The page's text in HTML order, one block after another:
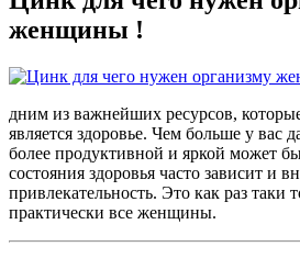
женщины !
дним из важнейших ресурсов,
является здоровье. Чем больше у вас
более продуктивной и яркой может
состояния здоровья часто зависит и
привлекательность. Это как раз таки
практически все женщины.